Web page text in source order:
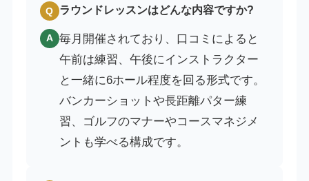
Q ラウンドレッスンはどんな内容ですか?
A 毎月開催されており、口コミによると
午前は練習、午後にインストラクター
と一緒に6ホール程度を回る形式です。
バンカーショットや長距離パター練
習、ゴルフのマナーやコースマネジメ
ントも学べる構成です。